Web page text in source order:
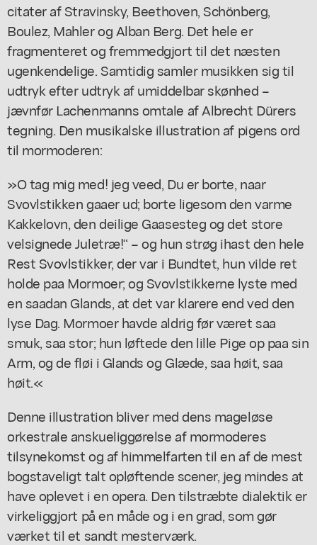
citater af Stravinsky, Beethoven, Schönberg,
Boulez, Mahler og Alban Berg. Det hele er
fragmenteret og fremmedgjort til det næsten
ugenkendelige. Samtidig samler musikken sig til
udtryk efter udtryk af umiddelbar skønhed –
jævnfør Lachenmanns omtale af Albrecht Dürers
tegning. Den musikalske illustration af pigens ord
til mormoderen:
»O tag mig med! jeg veed, Du er borte, naar
Svovlstikken gaaer ud; borte ligesom den varme
Kakkelovn, den deilige Gaasesteg og det store
velsignede Juletræ!“ – og hun strøg ihast den hele
Rest Svovlstikker, der var i Bundtet, hun vilde ret
holde paa Mormoer; og Svovlstikkerne lyste med
en saadan Glands, at det var klarere end ved den
lyse Dag. Mormoer havde aldrig før været saa
smuk, saa stor; hun løftede den lille Pige op paa sin
Arm, og de fløi i Glands og Glæde, saa høit, saa
høit.«
Denne illustration bliver med dens mageløse
orkestrale anskueliggørelse af mormoderes
tilsynekomst og af himmelfarten til en af de mest
bogstaveligt talt opløftende scener, jeg mindes at
have oplevet i en opera. Den tilstræbte dialektik er
virkeliggjort på en måde og i en grad, som gør
værket til et sandt mesterværk.